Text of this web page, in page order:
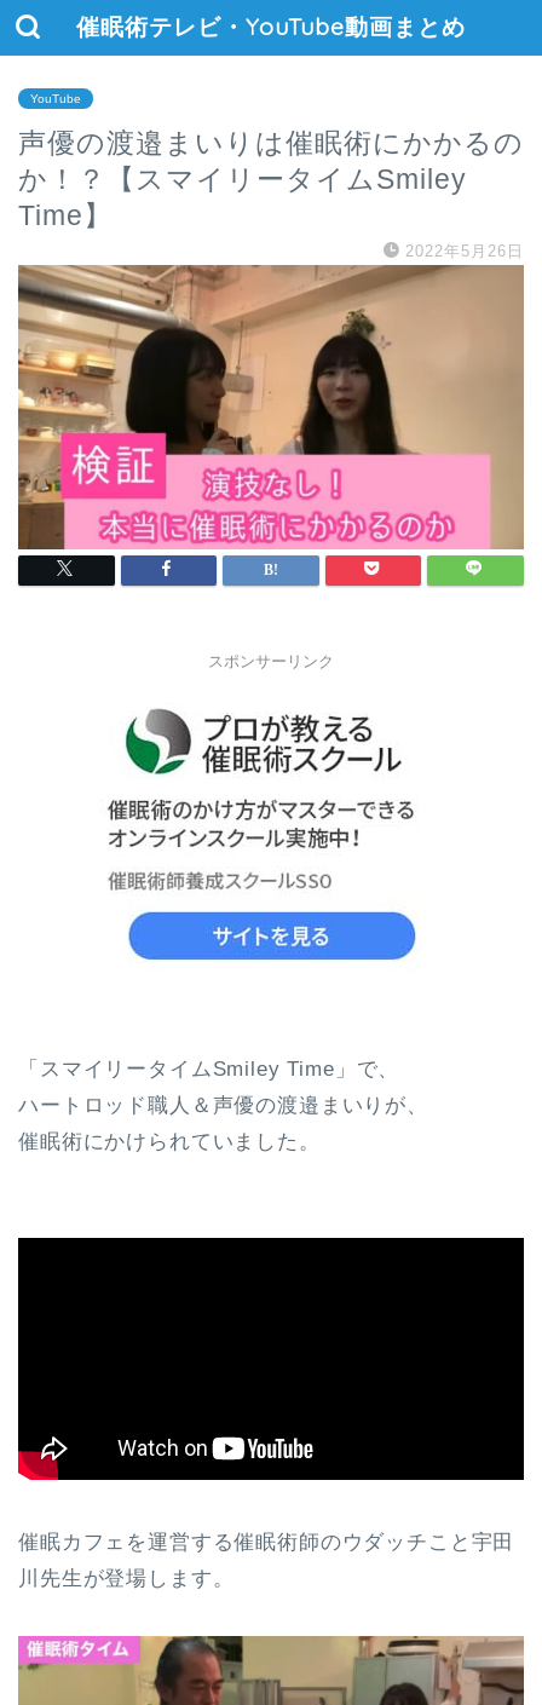
催眠術テレビ・YouTube動画まとめ
YouTube
声優の渡邉まいりは催眠術にかかるの
か！？【スマイリータイムSmiley
Time】
2022年5月26日
スポンサーリンク
「スマイリータイムSmiley Time」で、
ハートロッド職人＆声優の渡邉まいりが、
催眠術にかけられていました。
催眠カフェを運営する催眠術師のウダッチこと宇田
川先生が登場します。